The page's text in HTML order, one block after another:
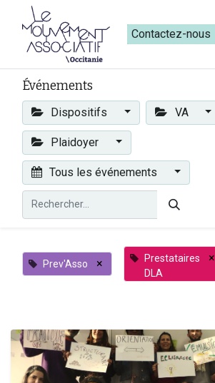
Contactez-nous​​
Événements
Dispositifs VA
Plaidoyer
Tous les événements
Prev'Asso ×
Prestataires
DLA
×